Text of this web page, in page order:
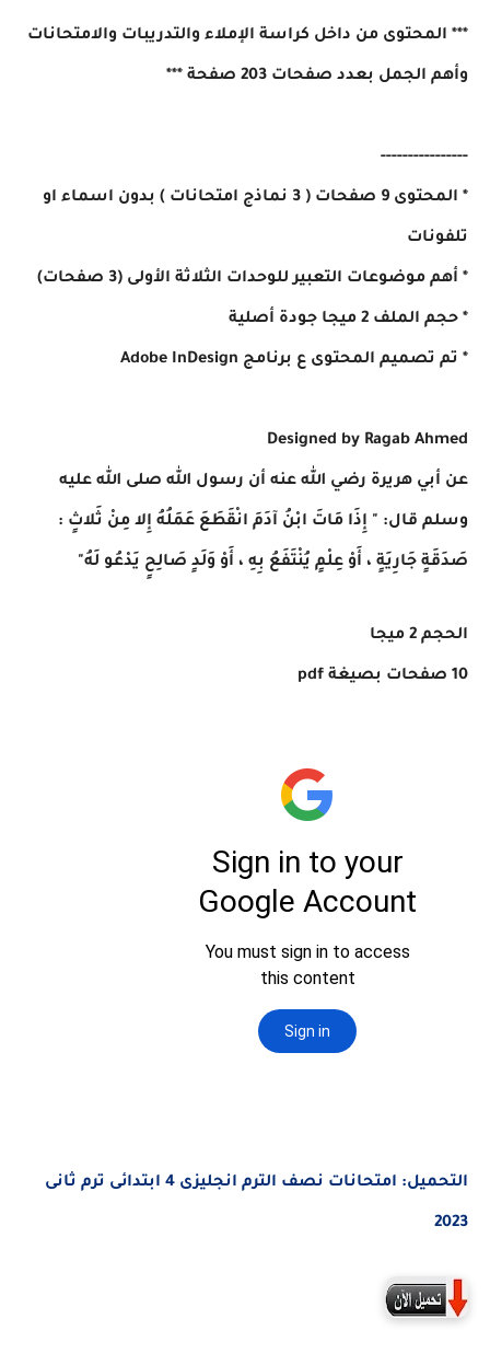
*** المحتوى من داخل كراسة الإملاء والتدريبات والامتحانات
وأهم الجمل بعدد صفحات 203 صفحة ***
----------------
* المحتوى 9 صفحات ( 3 نماذج امتحانات ) بدون اسماء او
تلفونات
* أهم موضوعات التعبير للوحدات الثلاثة الأولى (3 صفحات)
* حجم الملف 2 ميجا جودة أصلية
* تم تصميم المحتوى ع برنامج Adobe InDesign
Designed by Ragab Ahmed
عن أبي هريرة رضي الله عنه أن رسول الله صلى الله عليه
وسلم قال: " إِذَا مَاتَ ابْنُ آدَمَ انْقَطَعَ عَمَلُهُ إِلا مِنْ ثَلاثٍ :
صَدَقَةٍ جَارِيَةٍ ، أَوْ عِلْمٍ يُنْتَفَعُ بِهِ ، أَوْ وَلَدٍ صَالِحٍ يَدْعُو لَهُ"
الحجم 2 ميجا
10 صفحات بصيغة pdf
التحميل: امتحانات نصف الترم انجليزى 4 ابتدائى ترم ثانى
2023